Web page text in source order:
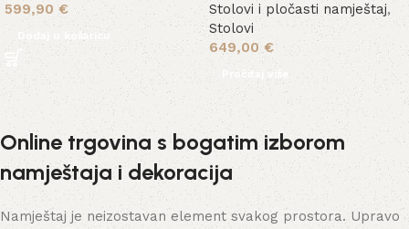
599,90 €
Dodaj u košaricu
Stolovi i pločasti namještaj,
Stolovi
649,00 €
Pročitaj više
Online trgovina s bogatim izborom
namještaja i dekoracija
Namještaj je neizostavan element svakog prostora. Upravo